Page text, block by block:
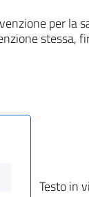
per
stessa,
Testo in